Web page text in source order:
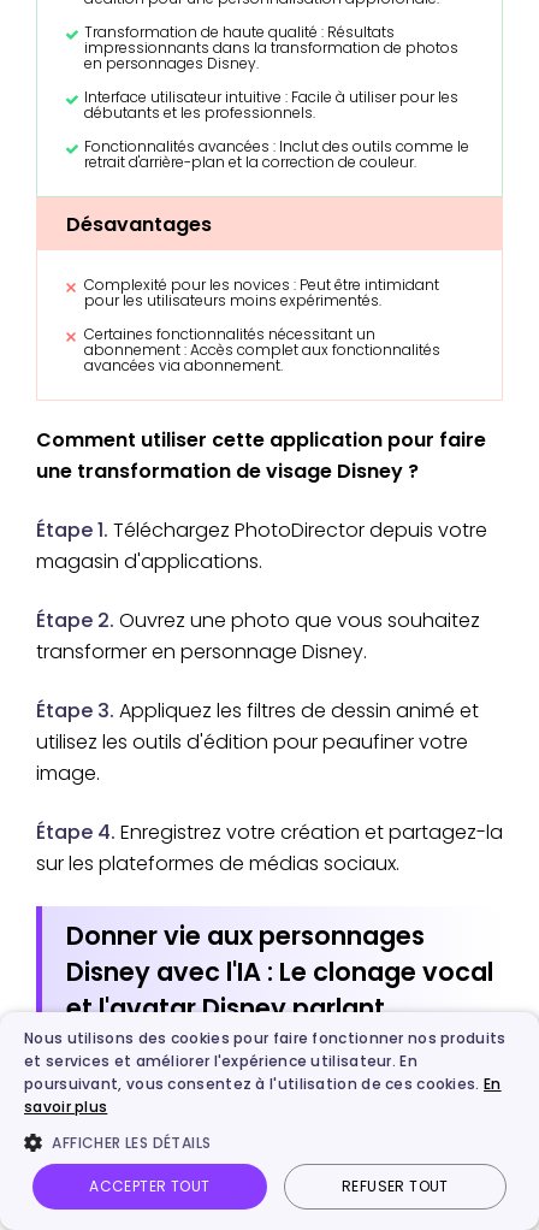
Transformation de haute qualité : Résultats
impressionnants dans la transformation de photos
en personnages Disney.
Interface utilisateur intuitive : Facile à utiliser pour les
débutants et les professionnels.
Fonctionnalités avancées : Inclut des outils comme le
retrait d'arrière-plan et la correction de couleur.
Désavantages
Complexité pour les novices : Peut être intimidant
pour les utilisateurs moins expérimentés.
Certaines fonctionnalités nécessitant un
abonnement : Accès complet aux fonctionnalités
avancées via abonnement.
Comment utiliser cette application pour faire
une transformation de visage Disney ?
Étape 1. Téléchargez PhotoDirector depuis votre
magasin d'applications.
Étape 2. Ouvrez une photo que vous souhaitez
transformer en personnage Disney.
Étape 3. Appliquez les filtres de dessin animé et
utilisez les outils d'édition pour peaufiner votre
image.
Étape 4. Enregistrez votre création et partagez-la
sur les plateformes de médias sociaux.
Donner vie aux personnages
Disney avec l'IA : Le clonage vocal
et l'avatar Disney parlant
Après avoir exploré les meilleurs outils et
méthodes pour transformer des photos en
personnages Disney grâce à l'IA, il est fascinant
de constater comment cette technologie peut
Nous utilisons des cookies pour faire fonctionner nos produits
et services et améliorer l'expérience utilisateur. En
poursuivant, vous consentez à l'utilisation de ces cookies. En
savoir plus
AFFICHER LES DÉTAILS
ACCEPTER TOUT REFUSER TOUT